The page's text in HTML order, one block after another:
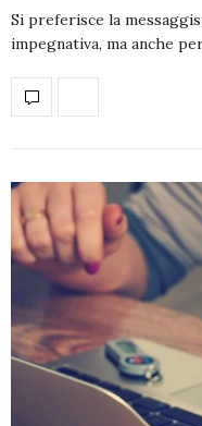
Si preferisce la
impegnativa, ma anche